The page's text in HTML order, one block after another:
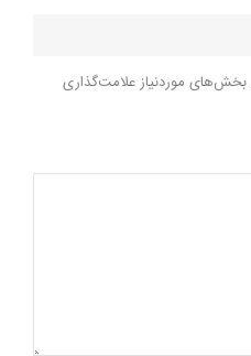
بخش‌های موردنیاز علامت‌گذاری